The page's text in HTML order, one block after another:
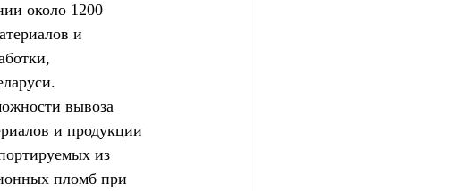
около 1200
и
вывоза
и продукции
из
пломб при